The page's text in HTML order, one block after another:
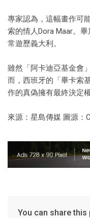
專家認為，這幅畫作可
索的情人Dora Maar。
常遊歷義大利。
雖然「阿卡迪亞基金會
而，西班牙的「畢卡索
作的真偽擁有最終決定權
來源：星島傳媒 圖源：
You can share this